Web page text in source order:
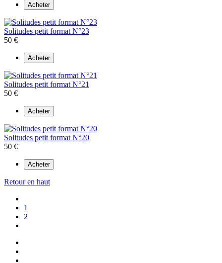
Acheter
Solitudes petit format N°23
50 €
Acheter
Solitudes petit format N°21
50 €
Acheter
Solitudes petit format N°20
50 €
Acheter
Retour en haut
1
2